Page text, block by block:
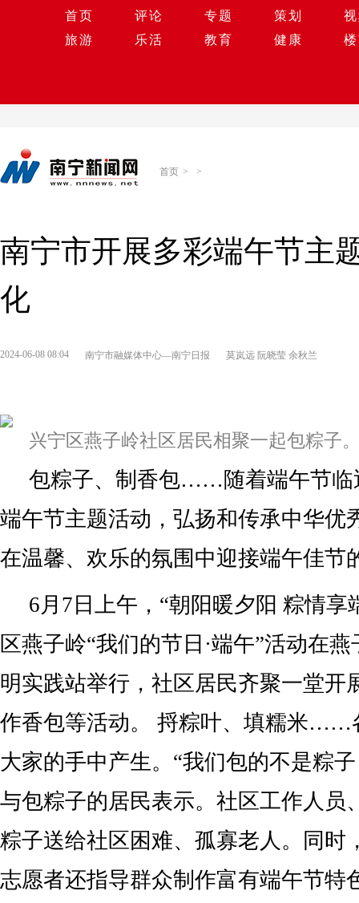
首页 评论 专题 策划
旅游
乐活 教育 健康
首页 > >
南宁市开展多彩端午节主
化
2024-06-08 08:04 南宁市融媒体中心—南宁日报 莫岚远 阮晓莹 余秋兰
兴宁区燕子岭社区居民相聚一起包粽子
包粽子、制香包……随着端午节临
端午节主题活动，弘扬和传承中华优
在温馨、欢乐的氛围中迎接端午佳节
6月7日上午，“朝阳暖夕阳 粽情享
区燕子岭“我们的节日·端午”活动在
明实践站举行，社区居民齐聚一堂开
作香包等活动。 捋粽叶、填糯米……
大家的手中产生。“我们包的不是粽
与包粽子的居民表示。社区工作人员
粽子送给社区困难、孤寡老人。同时
志愿者还指导群众制作富有端午节特